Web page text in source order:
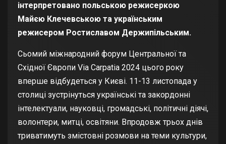
інтерпретовано польською режисеркою
Майєю Клечевською та українським
режисером Ростиславом Держипільським.
Сьомий міжнародний форум Центральної та
Східної Європи Via Carpatia 2024 цього року
вперше відбудеться у Києві. 11-13 листопада у
столиці зустрінуться українські та закордонні
інтелектуали, науковці, громадські, політичні діячі,
волонтери, митці, освітяни. Впродовж трьох днів
триватимуть змістовні розмови на теми культури,